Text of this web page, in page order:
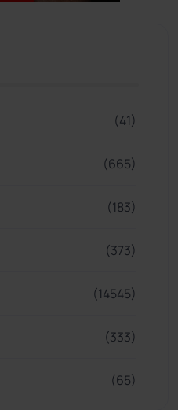
(41)
(665)
(183)
(373)
(14545)
(333)
(65)